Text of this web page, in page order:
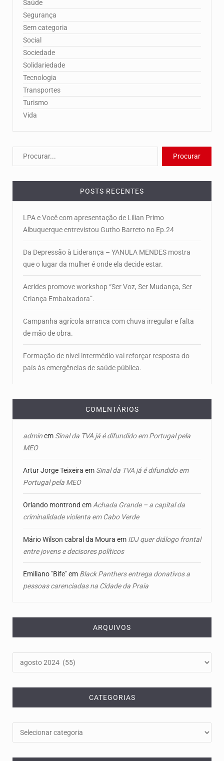
Saúde
Segurança
Sem categoria
Social
Sociedade
Solidariedade
Tecnologia
Transportes
Turismo
Vida
POSTS RECENTES
LPA e Você com apresentação de Lilian Primo
Albuquerque entrevistou Gutho Barreto no Ep.24
Da Depressão à Liderança – YANULA MENDES mostra
que o lugar da mulher é onde ela decide estar.
Acrides promove workshop “Ser Voz, Ser Mudança, Ser
Criança Embaixadora”.
Campanha agrícola arranca com chuva irregular e falta
de mão de obra.
Formação de nível intermédio vai reforçar resposta do
país às emergências de saúde pública.
COMENTÁRIOS
adminem Sinal da TVA já é difundido em Portugal pela
MEO
Artur Jorge Teixeira em Sinal da TVA já é difundido em
Portugal pela MEO
Orlando montrond em Achada Grande – a capital da
criminalidade violenta em Cabo Verde
Mário Wilson cabral da Moura em IDJ quer diálogo frontal
entre jovens e decisores políticos
Emiliano "Bife"em Black Panthers entrega donativos a
pessoas carenciadas na Cidade da Praia
ARQUIVOS
CATEGORIAS